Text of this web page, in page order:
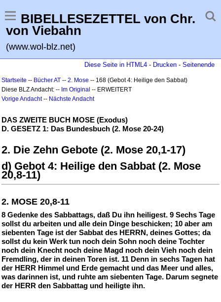
BIBELLESEZETTEL von Chr.
von Viebahn
(www.wol-blz.net)
Diese Seite in HTML4 - Drucken - Seitenende
Startseite -- Bücher AT -- 2. Mose -- 168 (Gebot 4: Heilige den Sabbat)
Diese BLZ Andacht: -- Im Original -- ERWEITERT
Vorige Andacht-- Nächste Andacht
DAS ZWEITE BUCH MOSE (Exodus)
D. GESETZ 1: Das Bundesbuch (2. Mose 20-24)
2. Die Zehn Gebote (2. Mose 20,1-17)
d) Gebot 4: Heilige den Sabbat (2. Mose
20,8-11)
2. MOSE 20,8-11
8 Gedenke des Sabbattags, daß Du ihn heiligest. 9 Sechs Tage
sollst du arbeiten und alle dein Dinge beschicken; 10 aber am
siebenten Tage ist der Sabbat des HERRN, deines Gottes; da
sollst du kein Werk tun noch dein Sohn noch deine Tochter
noch dein Knecht noch deine Magd noch dein Vieh noch dein
Fremdling, der in deinen Toren ist. 11 Denn in sechs Tagen hat
der HERR Himmel und Erde gemacht und das Meer und alles,
was darinnen ist, und ruhte am siebenten Tage. Darum segnete
der HERR den Sabbattag und heiligte ihn.